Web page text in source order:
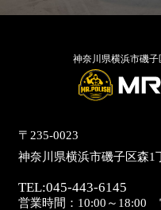
神奈川県横浜市磯
〒235-0023
神奈川県横浜市磯子区森1
TEL:045-443-6145
営業時間：10:00～18:00